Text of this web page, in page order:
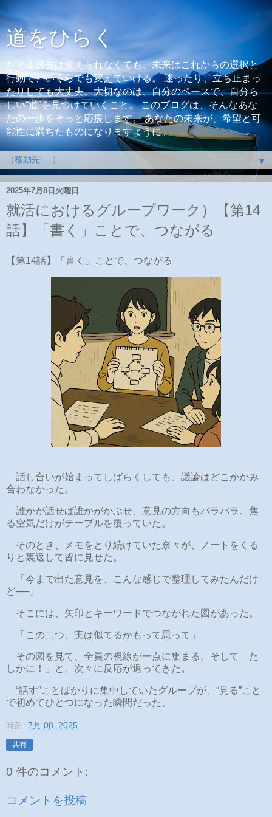
道をひらく
たとえ過去は変えられなくても、未来はこれからの選択と
行動で、いくらでも変えていける。 迷ったり、立ち止まっ
たりしても大丈夫。大切なのは、自分のペースで、自分ら
しい“道”を見つけていくこと。 このブログは、そんなあな
たの一歩をそっと応援します。 あなたの未来が、希望と可
能性に満ちたものになりますように。
▼
2025年7月8日火曜日
就活におけるグループワーク）【第14
話】「書く」ことで、つながる
【第14話】「書く」ことで、つながる
話し合いが始まってしばらくしても、議論はどこかかみ
合わなかった。
誰かが話せば誰かがかぶせ、意見の方向もバラバラ。焦
る空気だけがテーブルを覆っていた。
そのとき、メモをとり続けていた奈々が、ノートをくる
りと裏返して皆に見せた。
「今まで出た意見を、こんな感じで整理してみたんだけ
ど──」
そこには、矢印とキーワードでつながれた図があった。
「この二つ、実は似てるかもって思って」
その図を見て、全員の視線が一点に集まる。そして「た
しかに！」と、次々に反応が返ってきた。
“話す”ことばかりに集中していたグループが、“見る”こと
で初めてひとつになった瞬間だった。
時刻: 7月 08, 2025
共有
0 件のコメント:
コメントを投稿